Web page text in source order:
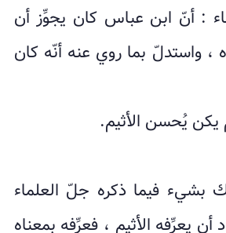
: أنّ ابن عباس کان یجوِّز أن
، واستدلّ بما روي عنه أنّه کان
یکن یُحسن الأثیم.
بشيء فيما ذکره جلّ العلماء
أن یعرِّفه الأثیم ، فعرِّفه بمعناه